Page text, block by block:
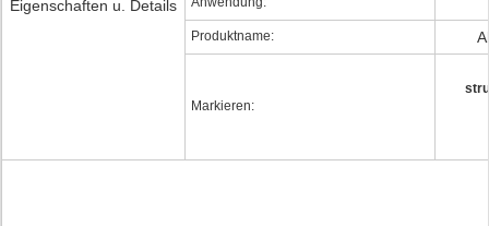
Eigenschaften u. Details
Produktname:
Markieren: